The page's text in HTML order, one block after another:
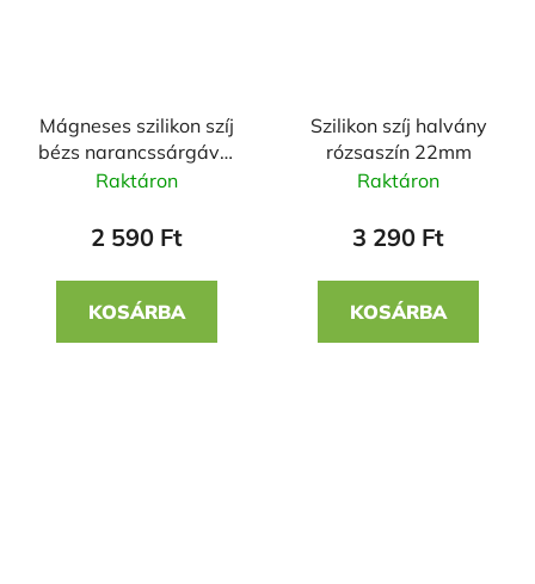
Mágneses szilikon szíj
bézs narancssárgával
20mm
Raktáron
2 590 Ft
KOSÁRBA
Szilikon szíj halvány
rózsaszín 22mm
Raktáron
3 290 Ft
KOSÁRBA